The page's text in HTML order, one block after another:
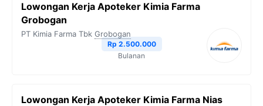
Lowongan Kerja Apoteker Kimia Farma
Grobogan
PT Kimia Farma Tbk Grobogan
Rp 2.500.000
Bulanan
Lowongan Kerja Apoteker Kimia Farma Nias